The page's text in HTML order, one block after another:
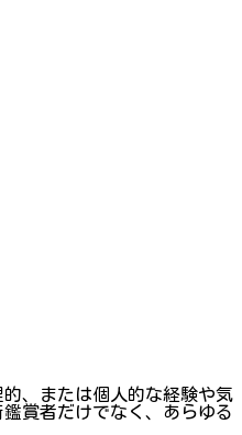
、または個人的な経験や気
賞者だけでなく、あらゆる